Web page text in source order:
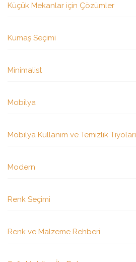
Küçük Mekanlar için Çözümler
Kumaş Seçimi
Minimalist
Mobilya
Mobilya Kullanım ve Temizlik Tiyoları
Modern
Renk Seçimi
Renk ve Malzeme Rehberi